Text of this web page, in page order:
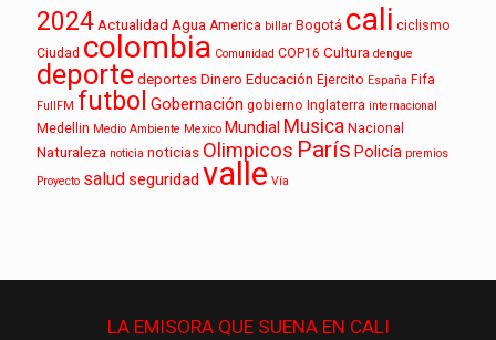
2024 Actualidad Agua America billar Bogotá cali ciclismo
Ciudad colombia Comunidad COP16 Cultura dengue
deporte deportes Dinero Educación Ejercito España Fifa
FullFM futbol Gobernación gobierno Inglaterra internacional
Medellin Medio Ambiente Mexico Mundial Musica Nacional
Naturaleza noticia noticias Olimpicos París Policía premios
Proyecto salud seguridadvalle Vía
LA EMISORA QUESUENAEN CALI